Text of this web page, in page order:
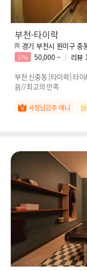
부천-타이락
경기 부천시 원미구 중
17% 50,000 ~ 리뷰
부천 신중동 [타이락] 타
음//최고의 만족
사장님강추 애니